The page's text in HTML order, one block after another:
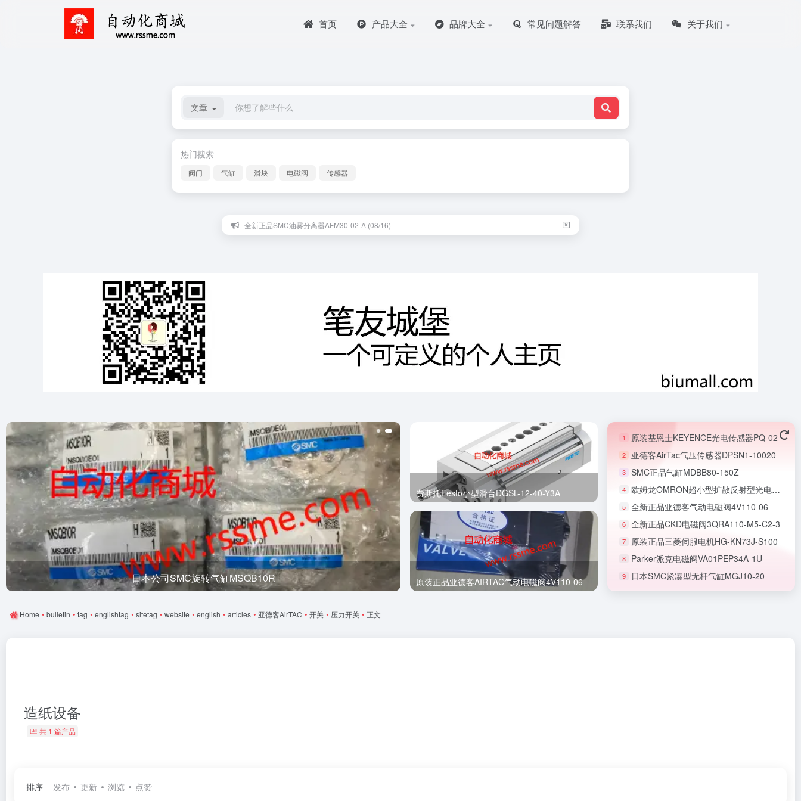
首页 产品大全 品牌大全 常见问题解答 联系我们 关于我们
文章
热门搜索
阀门 气缸 滑块 电磁阀 传感器
全新正品SMC油雾分离器AFM30-02-A (08/16)
日本公司SMC旋转气缸MSQB10R 全新正品SMC节流阀AS1201F-M5-06A
费斯托Festo小型滑台DGSL-12-40-Y3A
原装正品亚德客AIRTAC气动电磁阀4V110-06
1 原装基恩士KEYENCE光电传感器PQ-02
2 亚德客AirTac气压传感器DPSN1-10020
3 SMC正品气缸MDBB80-150Z
4 欧姆龙OMRON超小型扩散反射型光电开关E3T-CD11
5 全新正品亚德客气动电磁阀4V110-06
6 全新正品CKD电磁阀3QRA110-M5-C2-3
7 原装正品三菱伺服电机HG-KN73J-S100
8 Parker派克电磁阀VA01PEP34A-1U
9 日本SMC紧凑型无杆气缸MGJ10-20
Home • bulletin • tag • englishtag • sitetag • website • english • articles • 亚德客AirTAC • 开关 • 压力开关 • 正文
造纸设备
共 1 篇产品
排序 发布 更新 浏览 点赞